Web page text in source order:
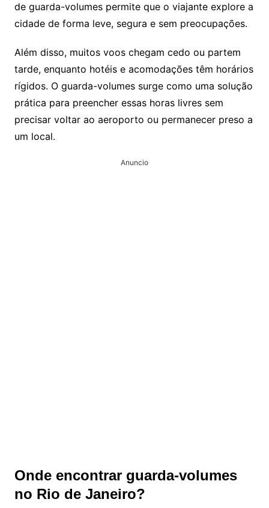
de guarda-volumes permite que o viajante explore a
cidade de forma leve, segura e sem preocupações.
Além disso, muitos voos chegam cedo ou partem
tarde, enquanto hotéis e acomodações têm horários
rígidos. O guarda-volumes surge como uma solução
prática para preencher essas horas livres sem
precisar voltar ao aeroporto ou permanecer preso a
um local.
Anuncio
Onde encontrar guarda-volumes
no Rio de Janeiro?